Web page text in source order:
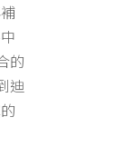
的
迪